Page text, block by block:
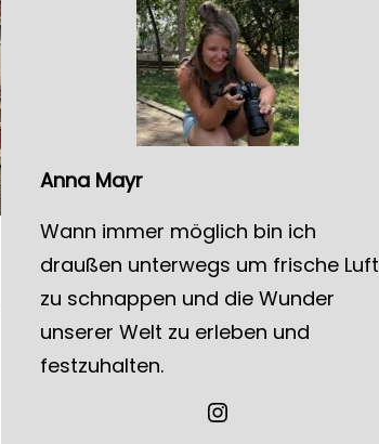
Anna Mayr
Wann immer möglich bin ich
draußen unterwegs um frische Luft
zu schnappen und die Wunder
unserer Welt zu erleben und
festzuhalten.
Instagram